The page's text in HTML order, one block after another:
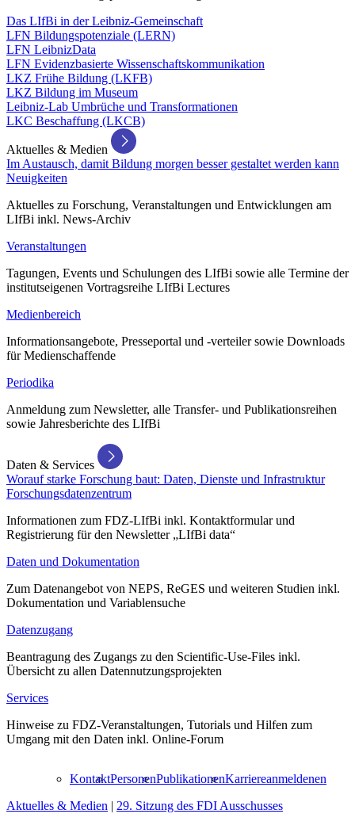
Das LIfBi in der Leibniz-Gemeinschaft
LFN Bildungspotenziale (LERN)
LFN LeibnizData
LFN Evidenzbasierte Wissenschaftskommunikation
LKZ Frühe Bildung (LKFB)
LKZ Bildung im Museum
Leibniz-Lab Umbrüche und Transformationen
LKC Beschaffung (LKCB)
Aktuelles & Medien
Im Austausch, damit Bildung morgen besser gestaltet werden kann
Neuigkeiten
Aktuelles zu Forschung, Veranstaltungen und Entwicklungen am
LIfBi inkl. News-Archiv
Veranstaltungen
Tagungen, Events und Schulungen des LIfBi sowie alle Termine der
institutseigenen Vortragsreihe LIfBi Lectures
Medienbereich
Informationsangebote, Presseportal und -verteiler sowie Downloads
für Medienschaffende
Periodika
Anmeldung zum Newsletter, alle Transfer- und Publikationsreihen
sowie Jahresberichte des LIfBi
Daten & Services
Worauf starke Forschung baut: Daten, Dienste und Infrastruktur
Forschungsdatenzentrum
Informationen zum FDZ-LIfBi inkl. Kontaktformular und
Registrierung für den Newsletter „LIfBi data“
Daten und Dokumentation
Zum Datenangebot von NEPS, ReGES und weiteren Studien inkl.
Dokumentation und Variablensuche
Datenzugang
Beantragung des Zugangs zu den Scientific-Use-Files inkl.
Übersicht zu allen Datennutzungsprojekten
Services
Hinweise zu FDZ-Veranstaltungen, Tutorials und Hilfen zum
Umgang mit den Daten inkl. Online-Forum
KontaktPersonenPublikationenKarriereanmeldenen
Aktuelles & Medien | 29. Sitzung des FDI Ausschusses